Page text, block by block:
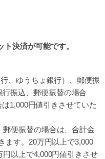
決済が可能です。
、ゆうちょ銀行）、郵便振
行振込、郵便振替の場合
は1,000円値引きさせていた
郵便振替の場合は、合計金
ます。 20万円以上で3,000
円以上で4,000円値引きさせ